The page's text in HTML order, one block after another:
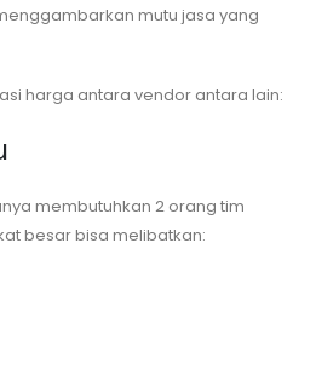
mutu jasa yang
harga antara vendor antara lain:
membutuhkan 2 orang tim
besar bisa melibatkan: